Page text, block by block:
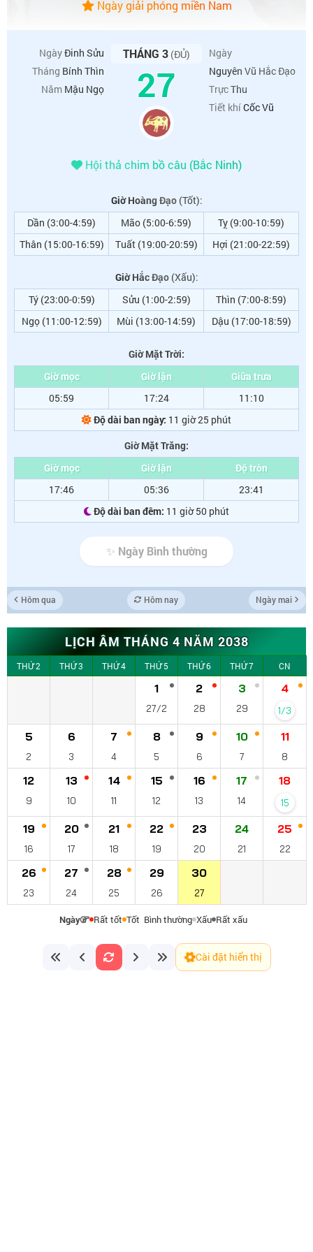
Ngày giải phóng miền Nam
NgàyĐinh Sửu
Tháng Bính Thìn
Năm Mậu Ngọ
THÁNG 3(ĐỦ)
27
Ngày
Nguyên Vũ Hắc Đạo
TrựcThu
Tiết khíCốc Vũ
Hội thả chim bồ câu (Bắc Ninh)
Giờ Hoàng Đạo(Tốt):
Dần (3:00-4:59)
Mão (5:00-6:59)
Tỵ (9:00-10:59)
Thân (15:00-16:59)
Tuất (19:00-20:59) Hợi (21:00-22:59)
Giờ Hắc Đạo(Xấu):
Tý (23:00-0:59)
Sửu (1:00-2:59)
Thìn (7:00-8:59)
Ngọ (11:00-12:59)
Mùi (13:00-14:59) Dậu (17:00-18:59)
Giờ Mặt Trời:
Giờ mọc
Giờ lặn
Giữa trưa
05:59
17:24
11:10
Độ dài ban ngày: 11 giờ 25 phút
Giờ Mặt Trăng:
Giờ mọc
Giờ lặn
Độ tròn
17:46
05:36
23:41
Độ dài ban đêm: 11 giờ 50 phút
✨ Ngày Bình thường
Hôm qua Hôm nay Ngày mai
LỊCH ÂM THÁNG 4 NĂM 2038
THỨ 2 THỨ 3 THỨ 4 THỨ 5 THỨ 6 THỨ 7 CN
1
27/2
2
28
3
29
4
1/3
5
2
6
3
7
4
8
5
9
6
10
7
11
8
12
9
13
10
14
11
15
12
16
13
17
14
18
15
19
16
20
17
21
18
22
19
23
20
24
21
25
22
26
23
27
24
28
25
29
26
30
27
Ngày Rất tốt Tốt Bình thường Xấu Rất xấu
Cài đặt hiển thị